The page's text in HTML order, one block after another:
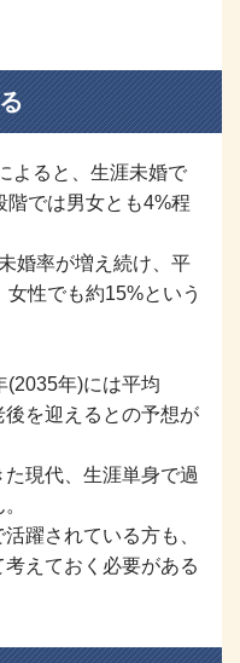
よると、生涯未婚で
階では男女とも4%程
婚率が増え続け、平
性でも約15%という
(2035年)には平均
を迎えるとの予想が
現代、生涯単身で過
躍されている方も、
考えておく必要がある